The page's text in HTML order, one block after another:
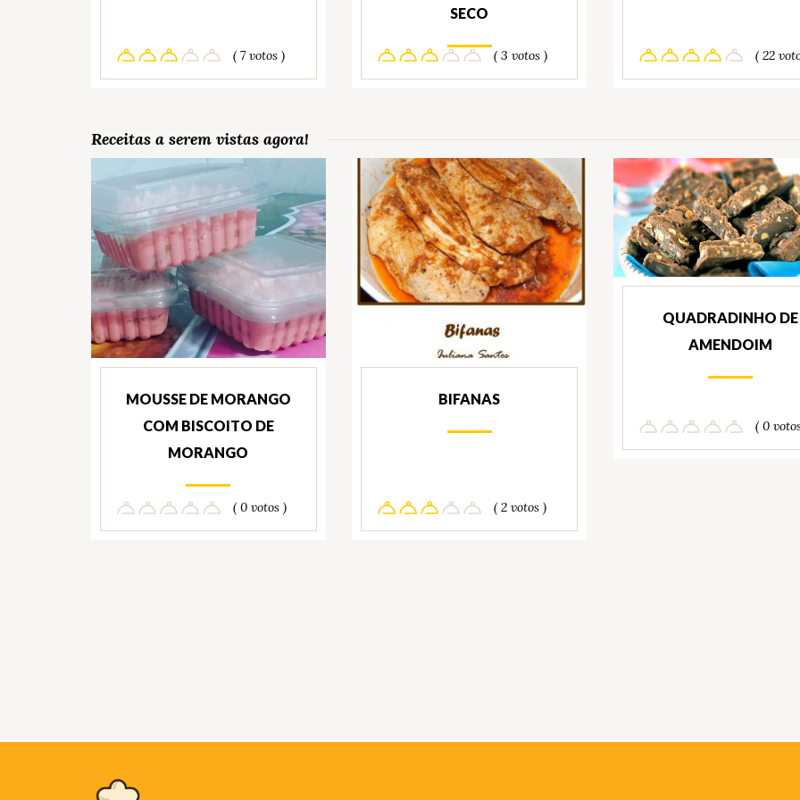
( 7 votos )
SECO
( 3 votos ) ( 22
Receitas a serem vistas agora!
MOUSSE DE MORANGO
COM BISCOITO DE
MORANGO
( 0 votos )
BIFANAS
( 2 votos )
QUADRADINHO DE
AMENDOIM
( 0